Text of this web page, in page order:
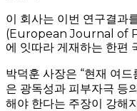
이 회사는 이번 연구결과
(European Journal of
에 잇따라 게재하는 한편
박덕훈 사장은 “현재 여
은 광독성과 피부자극 등
해야 한다는 주장이 강해